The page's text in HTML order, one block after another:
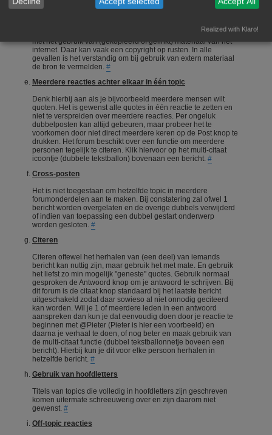
Foto's en plaatjes
materiaal zal nooit een probleem zijn. Wees echter voorzichtig
met het gebruik van (gekopieerd of gelinkt) materiaal van het
internet. Daar kan vaak een copyright op rusten. In alle
gevallen is het verstandig om bij gebruik van extern materiaal
de bron te vermelden. #
Meerdere reacties achter elkaar in één topic
Denk hierbij aan als je bijvoorbeeld meerdere mensen wilt
quoten. Het is gewenst alle quotes in één reactie te zetten en
niet te verspreiden over meerdere reacties. Per ongeluk
dubbelposten kan altijd gebeuren, maar probeer het te
voorkomen door niet direct meerdere keren op de Post knop te
drukken. Het forum beschikt over een functie om meerdere
personen tegelijk te citeren. Klik hiervoor op het multi-citaat
icoontje (dubbele tekstballon) bovenaan een bericht. #
Cross-posten
Het is niet toegestaan om hetzelfde topic in meerdere
forumonderdelen aan te maken. Bij constatering zal ofwel 1
bericht worden overgelaten en de overige dubbels verwijderd
of indien van toepassing een dubbel gestart onderwerp
worden gesloten. #
Citeren
Citeren oftewel het herhalen van (een deel) van iemands
bericht kan nuttig zijn, maar gebruik het met mate. En gebruik
het liefst zo min mogelijk "geneste" quotes. Gebruik normaal
gesproken de Antwoord knop om je antwoord te schrijven. Bij
dit forum is de citaat knop standaard bij het laatste bericht
uitgeschakeld zodat daar sowieso al niet onnodig geciteerd
kan worden. Wil je 1 of meerdere leden in een antwoord
aanspreken dan kun je dat eenvoudig doen door je reactie te
beginnen met @Pieter (Pieter is hier een voorbeeld) en
daarna je verhaal te doen, of nog beter en maak gebruik van
de multi-citaat functie (dubbel tekstballonnetje boveen een
bericht). Hierbij kun je dit voor elke persoon herhalen in
hetzelfde bericht. #
Gebruik van hoofdletters
Titels van topics die volledig in hoofdletters zijn geschreven
komen uitermate schreeuwerig over en zijn daarom niet
gewenst. #
Off-topic reacties
Realized with Klaro!